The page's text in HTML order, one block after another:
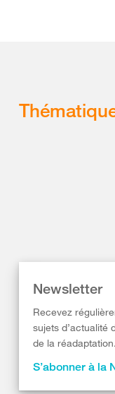
Newsletter
Recevez
sujets d’actualité
de la réadaptation.
S’abonner à la